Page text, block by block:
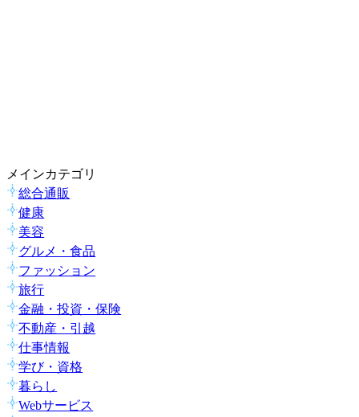
メインカテゴリ
総合通販
健康
美容
グルメ・食品
ファッション
旅行
金融・投資・保険
不動産・引越
仕事情報
学び・資格
暮らし
Webサービス